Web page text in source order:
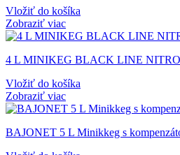
Vložiť do košíka
Zobraziť viac
4 L MINIKEG BLACK LINE NITRO
Vložiť do košíka
Zobraziť viac
BAJONET 5 L Minikkeg s